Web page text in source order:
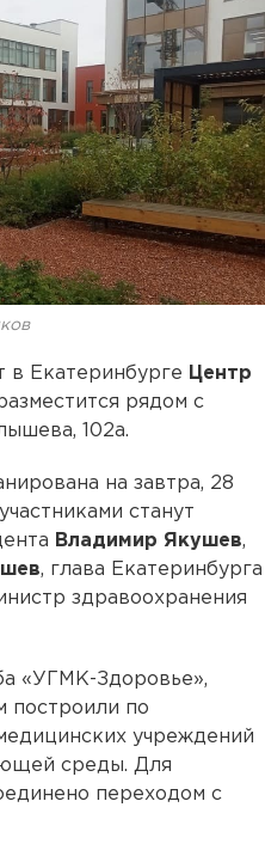
в Екатеринбурге Центр
рядом с
102а.
на завтра, 28
станут
Владимир Якушев,
, глава Екатеринбурга
здравоохранения
«УГМК-Здоровье»,
построили по
учреждений
среды. Для
переходом с